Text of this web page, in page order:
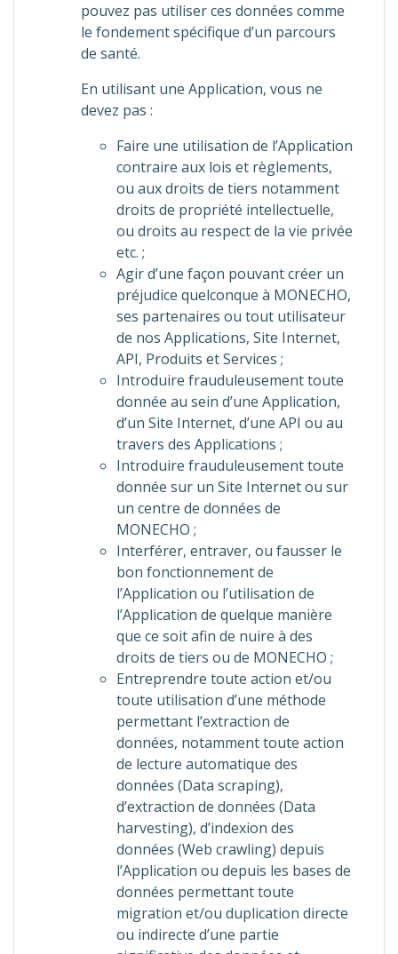
pouvez pas utiliser ces données comme
le fondement spécifique d’un parcours
de santé.
En utilisant une Application, vous ne
devez pas :
Faire une utilisation de l’Application
contraire aux lois et règlements,
ou aux droits de tiers notamment
droits de propriété intellectuelle,
ou droits au respect de la vie privée
etc. ;
Agir d’une façon pouvant créer un
préjudice quelconque à MONECHO,
ses partenaires ou tout utilisateur
de nos Applications, Site Internet,
API, Produits et Services ;
Introduire frauduleusement toute
donnée au sein d’une Application,
d’un Site Internet, d’une API ou au
travers des Applications ;
Introduire frauduleusement toute
donnée sur un Site Internet ou sur
un centre de données de
MONECHO ;
Interférer, entraver, ou fausser le
bon fonctionnement de
l’Application ou l’utilisation de
l’Application de quelque manière
que ce soit afin de nuire à des
droits de tiers ou de MONECHO ;
Entreprendre toute action et/ou
toute utilisation d’une méthode
permettant l’extraction de
données, notamment toute action
de lecture automatique des
données (Data scraping),
d’extraction de données (Data
harvesting), d’indexion des
données (Web crawling) depuis
l’Application ou depuis les bases de
données permettant toute
migration et/ou duplication directe
ou indirecte d’une partie